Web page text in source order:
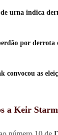
urna indica
por derrota
convocou as
a Keir